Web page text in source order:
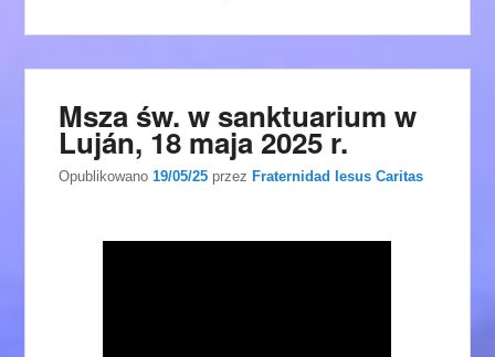
Msza św. w sanktuarium w
Luján, 18 maja 2025 r.
Opublikowano19/05/25 przez Fraternidad Iesus Caritas